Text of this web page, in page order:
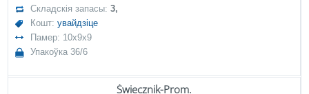
Складскія запасы:3,
Кошт:увайдзіце
Памер: 10x9x9
Упакоўка 36/6
Świecznik-Prom.